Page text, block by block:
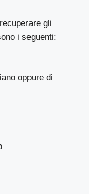
gli
i seguenti:
oppure di